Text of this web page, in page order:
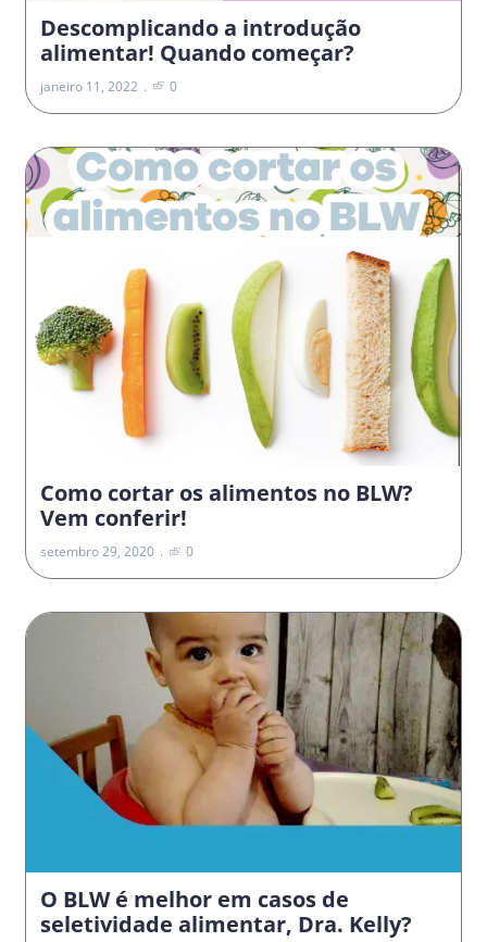
Descomplicando a introdução
alimentar! Quando começar?
janeiro 11, 2022 0
Como cortar os alimentos no BLW?
Vem conferir!
setembro 29, 2020 0
O BLW é melhor em casos de
seletividade alimentar, Dra. Kelly?